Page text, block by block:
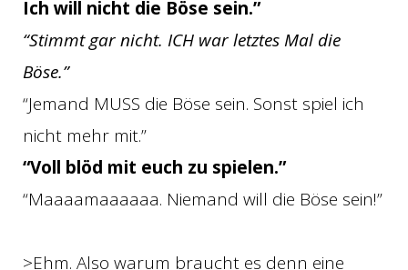
Ich will nicht die Böse sein.”
“Stimmt gar nicht. ICH war letztes Mal die
Böse.”
“Jemand MUSS die Böse sein. Sonst spiel ich
nicht mehr mit.”
“Voll blöd mit euch zu spielen.”
“Maaaamaaaaaa. Niemand will die Böse sein!”
>Ehm. Also warum braucht es denn eine